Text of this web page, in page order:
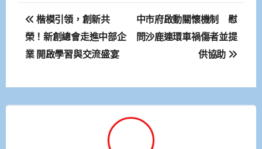
文
章
導
覽
楷模引領，創新共
榮！新創總會走進中部企
業 開啟學習與交流盛宴
中市府啟動關懷機制 慰
問沙鹿連環車禍傷者並提
供協助